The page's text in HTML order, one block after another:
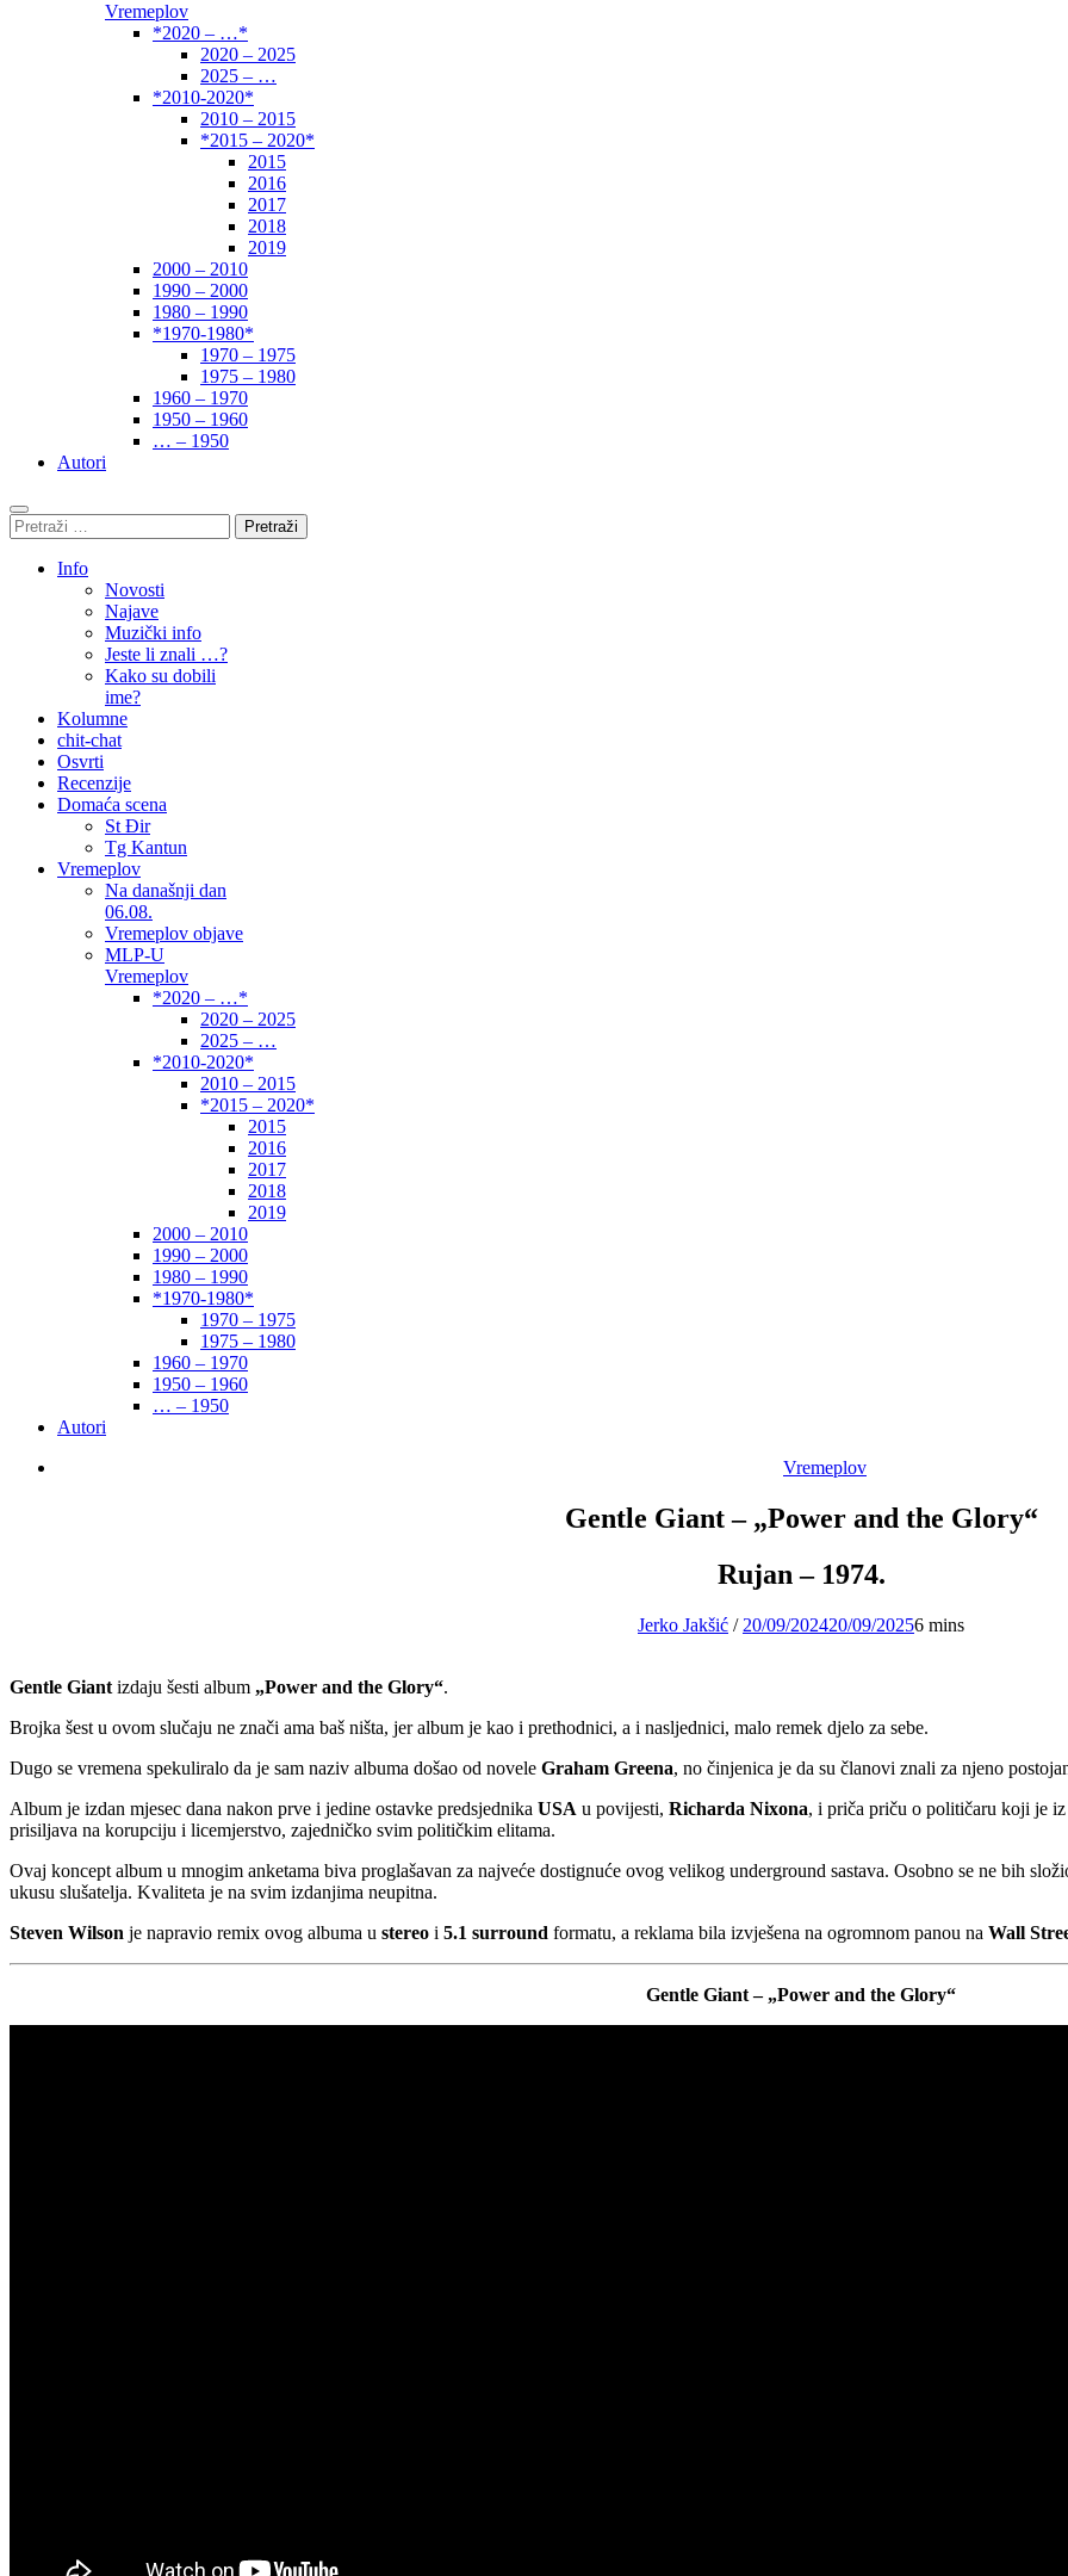
Vremeplov
*2020 – …*
2020 – 2025
2025 – …
*2010-2020*
2010 – 2015
*2015 – 2020*
2015
2016
2017
2018
2019
2000 – 2010
1990 – 2000
1980 – 1990
*1970-1980*
1970 – 1975
1975 – 1980
1960 – 1970
1950 – 1960
… – 1950
Autori
Pretraži:
Info
Novosti
Najave
Muzički info
Jeste li znali …?
Kako su dobili
ime?
Kolumne
chit-chat
Osvrti
Recenzije
Domaća scena
St Đir
Tg Kantun
Vremeplov
Na današnji dan
06.08.
Vremeplov objave
MLP-U
Vremeplov
*2020 – …*
2020 – 2025
2025 – …
*2010-2020*
2010 – 2015
*2015 – 2020*
2015
2016
2017
2018
2019
2000 – 2010
1990 – 2000
1980 – 1990
*1970-1980*
1970 – 1975
1975 – 1980
1960 – 1970
1950 – 1960
… – 1950
Autori
Vremeplov
Gentle Giant – „Power and the Glory“
Rujan – 1974.
Jerko Jakšić / 20/09/202420/09/20256 mins
Gentle Giant izdaju šesti album „Power and the Glory“.
Brojka šest u ovom slučaju ne znači ama baš ništa, jer album je kao i prethodnici, a i nasljednici, malo remek djelo za sebe.
Dugo se vremena spekuliralo da je sam naziv albuma došao od novele Graham Greena, no činjenica je da su članovi znali za njeno
Album je izdan mjesec dana nakon prve i jedine ostavke predsjednika USA u povijesti, Richarda Nixona, i priča priču o političaru koji je
prisiljava na korupciju i licemjerstvo, zajedničko svim političkim elitama.
Ovaj koncept album u mnogim anketama biva proglašavan za najveće dostignuće ovog velikog underground sastava. Osobno se ne bih
ukusu slušatelja. Kvaliteta je na svim izdanjima neupitna.
Steven Wilson je napravio remix ovog albuma u stereo i 5.1 surround formatu, a reklama bila izvješena na ogromnom panou na Wall
Gentle Giant – „Power and the Glory“